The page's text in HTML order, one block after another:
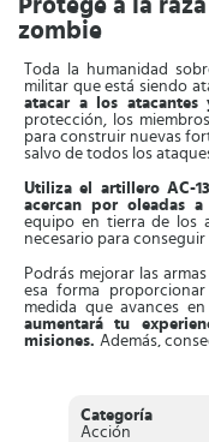
Protege a la
zombie
Toda la humanidad
militar que está siendo
atacar a los
protección, los
para construir nuevas
salvo de todos los
Utiliza el artillero AC-
acercan por oleadas
equipo en tierra de los
necesario para
Podrás mejorar las
esa forma
medida que avances
aumentará tu
misiones. Además,
. Toma acción ya y
más fuerte y grande,
Categoría
Acción